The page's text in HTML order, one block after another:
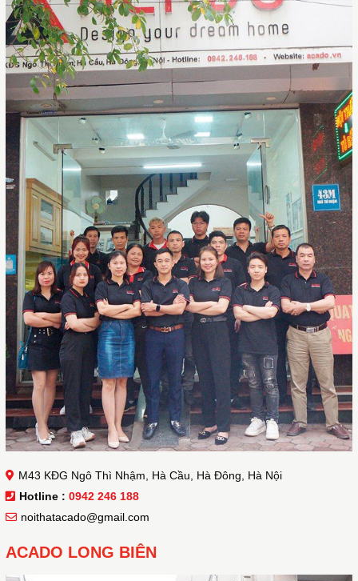
M43 KĐG Ngô Thì Nhậm, Hà Cầu, Hà Đông, Hà Nội
Hotline : 0942 246 188
noithatacado@gmail.com
ACADO LONG BIÊN